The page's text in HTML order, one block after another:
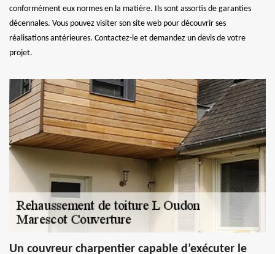
conformément eux normes en la matière. Ils sont assortis de garanties
décennales. Vous pouvez visiter son site web pour découvrir ses
réalisations antérieures. Contactez-le et demandez un devis de votre
projet.
Un couvreur charpentier capable d’exécuter le